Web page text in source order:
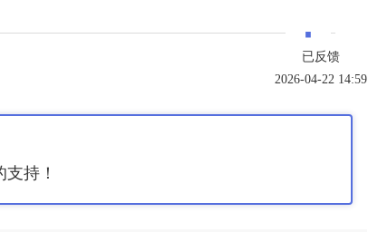
·
已反馈
2026-04-22 14:59
持！